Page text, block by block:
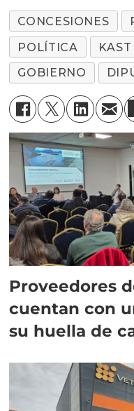
CONCESIONES
POLÍTICA
KAST
GOBIERNO
Proveedores
cuentan con
su huella de